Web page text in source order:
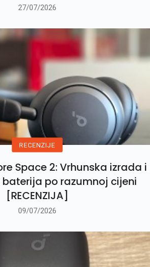
27/07/2026
RECENZIJE
Space 2: Vrhunska izrada i
po razumnoj cijeni
[RECENZIJA]
09/07/2026